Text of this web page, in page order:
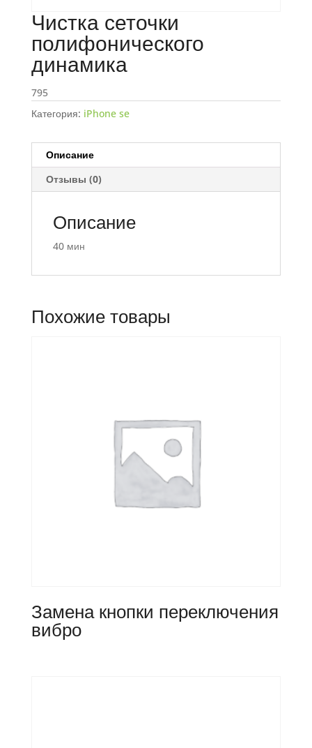
Чистка сеточки
полифонического
динамика
795
Категория: iPhone se
Описание
Отзывы (0)
Описание
40 мин
Похожие товары
Замена кнопки переключения
вибро